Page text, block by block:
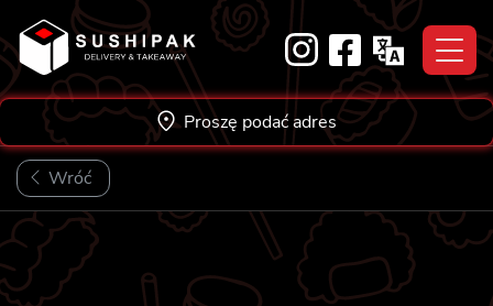
to
content
Proszę podać adres
Wróć